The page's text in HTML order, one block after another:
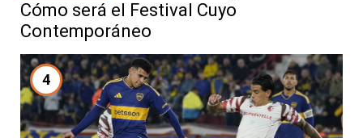
Cómo será el Festival Cuyo
Contemporáneo
4